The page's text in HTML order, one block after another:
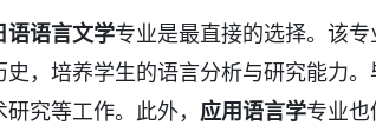
语语言文学专业是最直接的选择。该
，培养学生的语言分析与研究能力
究等工作。此外， 应用语言学专业也